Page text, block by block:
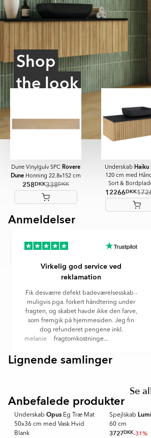
Shop
the look
Dune Vinylgulv SPC Rovere
DuneHonning 22.8x152 cm
258DKK338DKK
Underskab Haiku
120 cm med
Sort &
12266DKK
ItemAnmeldelser
melanie
Virkelig god service ved
reklamation
Fik desværre defekt badeværelsesskab -
muligvis pga. forkert håndtering under
fragten, og skabet havde ikke den farve,
som fremgik på hjemmesiden. Jeg fin
dog refunderet pengene inkl.
fragtomkostninge...
Item
Lignende samlinger
EKSKÄR TOPS
6
Se
Anbefalede produkter
TRENDIGT
Underskab Opus Eg Træ Mat
50x36 cm med Vask Hvid
Blank
Spejlskab
60 cm
3727DKK-31%